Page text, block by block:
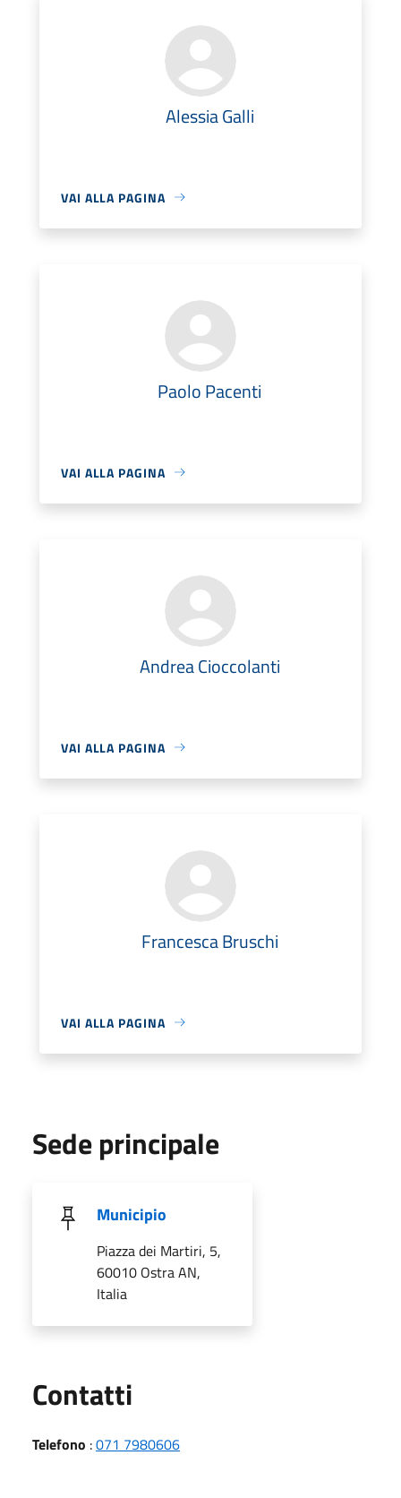
Alessia Galli
VAI ALLA PAGINA
Paolo Pacenti
VAI ALLA PAGINA
Andrea Cioccolanti
VAI ALLA PAGINA
Francesca Bruschi
VAI ALLA PAGINA
Sede principale
Municipio
Piazza dei Martiri, 5,
60010 Ostra AN,
Italia
Contatti
Telefono :071 7980606